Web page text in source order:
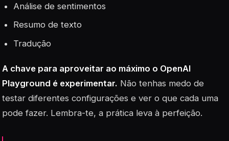
Análise de sentimentos
Resumo de texto
Tradução
A chave para aproveitar ao máximo o OpenAI
Playground é experimentar. Não tenhas medo de
testar diferentes configurações e ver o que cada uma
pode fazer. Lembra-te, a prática leva à perfeição.